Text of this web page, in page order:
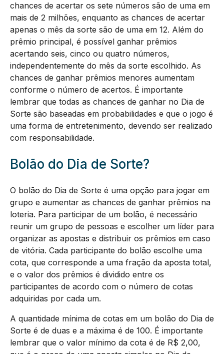
chances de acertar os sete números são de uma em
mais de 2 milhões, enquanto as chances de acertar
apenas o mês da sorte são de uma em 12. Além do
prêmio principal, é possível ganhar prêmios
acertando seis, cinco ou quatro números,
independentemente do mês da sorte escolhido. As
chances de ganhar prêmios menores aumentam
conforme o número de acertos. É importante
lembrar que todas as chances de ganhar no Dia de
Sorte são baseadas em probabilidades e que o jogo é
uma forma de entretenimento, devendo ser realizado
com responsabilidade.
Bolão do Dia de Sorte?
O bolão do Dia de Sorte é uma opção para jogar em
grupo e aumentar as chances de ganhar prêmios na
loteria. Para participar de um bolão, é necessário
reunir um grupo de pessoas e escolher um líder para
organizar as apostas e distribuir os prêmios em caso
de vitória. Cada participante do bolão escolhe uma
cota, que corresponde a uma fração da aposta total,
e o valor dos prêmios é dividido entre os
participantes de acordo com o número de cotas
adquiridas por cada um.
A quantidade mínima de cotas em um bolão do Dia de
Sorte é de duas e a máxima é de 100. É importante
lembrar que o valor mínimo da cota é de R$ 2,00,